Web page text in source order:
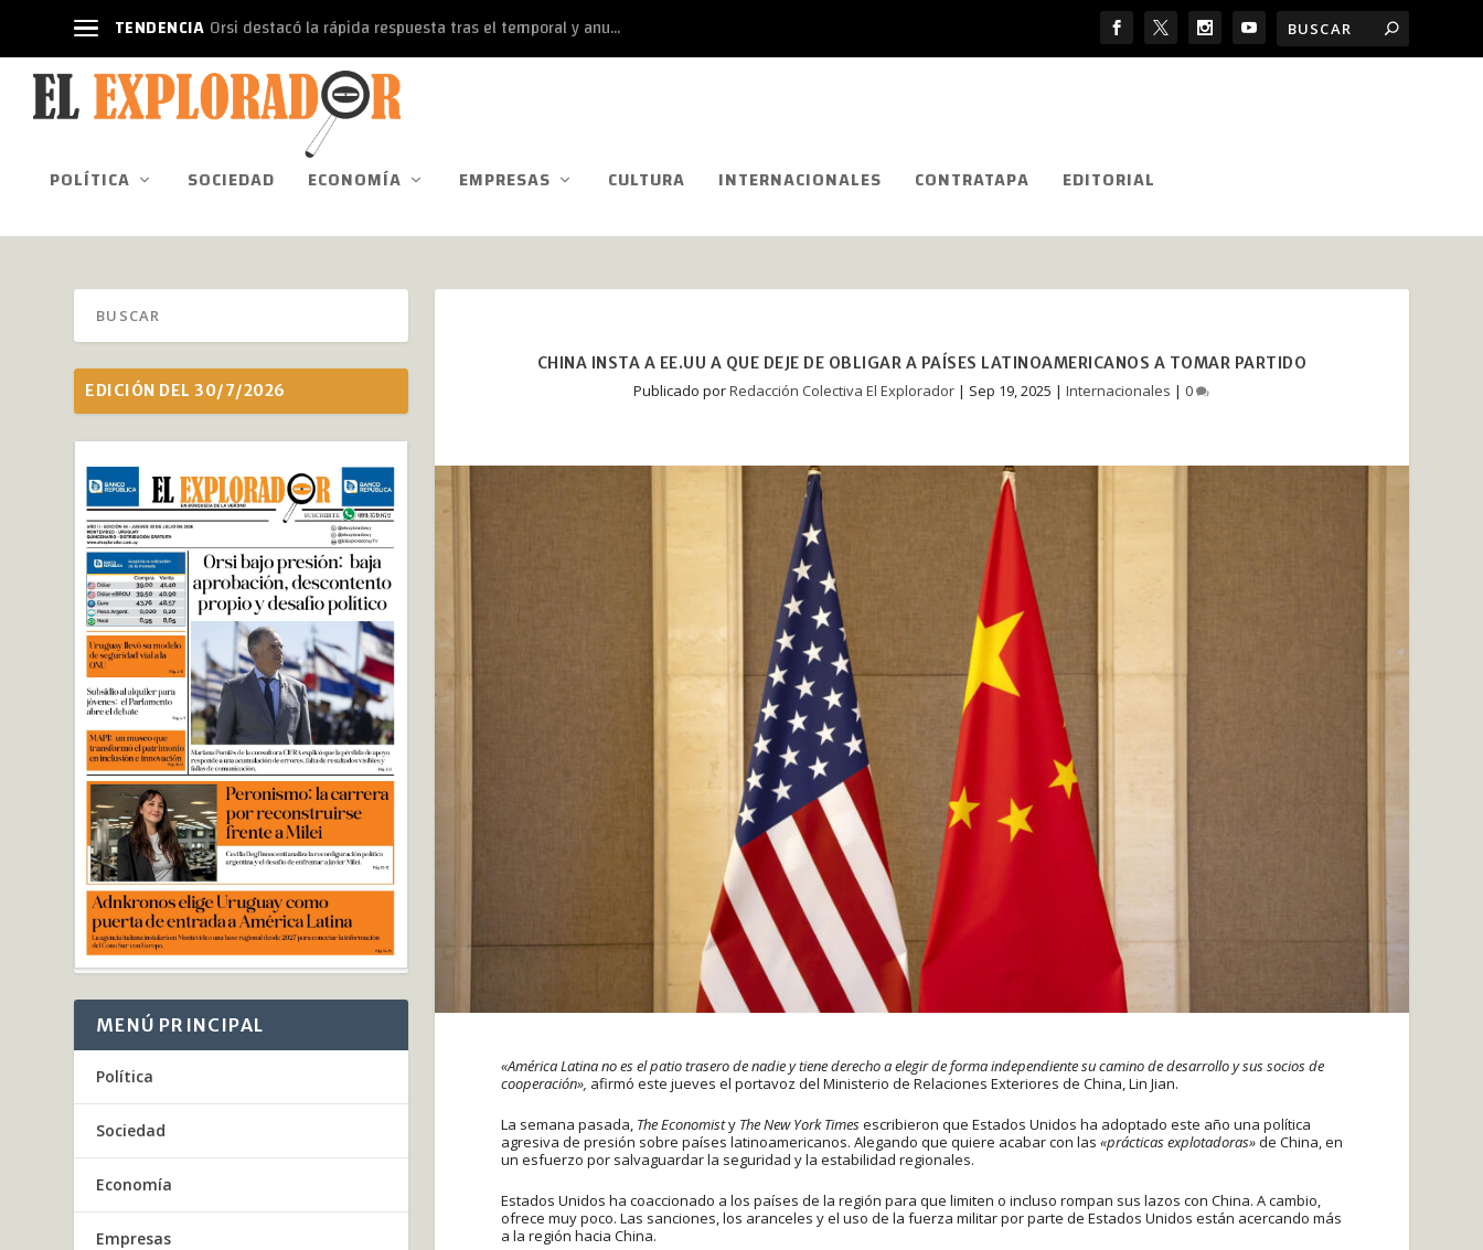
TENDENCIA Orsi destacó la rápida respuesta tras el temporal y anu...
POLÍTICA SOCIEDAD ECONOMÍA EMPRESAS CULTURA INTERNACIONALES CONTRATAPA EDITORIAL
CHINA INSTA A EE.UU A QUE DEJE DE OBLIGAR A PAÍSES LATINOAMERICANOS A TOMAR PARTIDO
Publicado porRedacción Colectiva El Explorador | Sep 19, 2025 |Internacionales |0
«América Latina no es el patio trasero de nadie y tiene derecho a elegir de forma independiente su camino de desarrollo y sus socios de
cooperación», afirmó este jueves el portavoz del Ministerio de Relaciones Exteriores de China, Lin Jian.
La semana pasada, The Economisty The New York Timesescribieron que Estados Unidos ha adoptado este año una política
agresiva de presión sobre países latinoamericanos. Alegando que quiere acabar con las «prácticas explotadoras»de China, en
un esfuerzo por salvaguardar la seguridad y la estabilidad regionales.
Estados Unidos ha coaccionado a los países de la región para que limiten o incluso rompan sus lazos con China. A cambio,
ofrece muy poco. Las sanciones, los aranceles y el uso de la fuerza militar por parte de Estados Unidos están acercando más
a la región hacia China.
EDICIÓN DEL 30/7/2026
MENÚ PRINCIPAL
Política
Sociedad
Economía
Empresas